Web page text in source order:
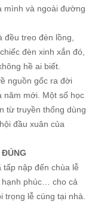
mình và ngoài đường
treo đèn lồng,
đèn xinh xắn đó,
hề ai biết.
nguồn gốc ra đời
năm mới. Một số học
từ truyền thống dùng
đầu xuân của
ĐÚNG
nập đến chùa lễ
hạnh phúc… cho cả
lễ cúng tại nhà.